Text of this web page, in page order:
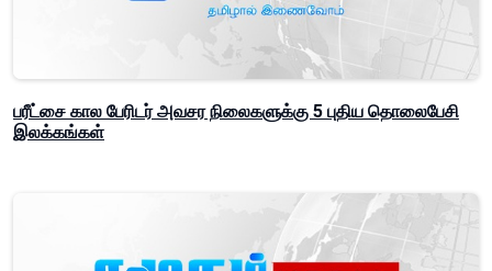
பரீட்சை கால பேரிடர் அவசர நிலைகளுக்கு 5 புதிய தொலைபேசி
இலக்கங்கள்